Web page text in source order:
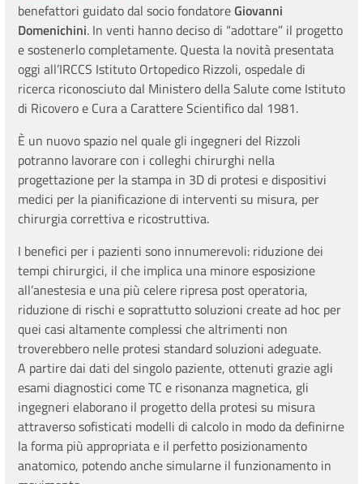
benefattori guidato dal socio fondatoreGiovanni
Domenichini. In venti hanno deciso di “adottare” il progetto
e sostenerlo completamente. Questa la novità presentata
oggi all’IRCCS Istituto Ortopedico Rizzoli, ospedale di
ricerca riconosciuto dal Ministero della Salute come Istituto
di Ricovero e Cura a Carattere Scientifico dal 1981.
È un nuovo spazio nel quale gli ingegneri del Rizzoli
potranno lavorare con i colleghi chirurghi nella
progettazione per la stampa in 3D di protesi e dispositivi
medici per la pianificazione di interventi su misura, per
chirurgia correttiva e ricostruttiva.
I benefici per i pazienti sono innumerevoli: riduzione dei
tempi chirurgici, il che implica una minore esposizione
all’anestesia e una più celere ripresa post operatoria,
riduzione di rischi e soprattutto soluzioni create ad hoc per
quei casi altamente complessi che altrimenti non
troverebbero nelle protesi standard soluzioni adeguate.
A partire dai dati del singolo paziente, ottenuti grazie agli
esami diagnostici come TC e risonanza magnetica, gli
ingegneri elaborano il progetto della protesi su misura
attraverso sofisticati modelli di calcolo in modo da definirne
la forma più appropriata e il perfetto posizionamento
anatomico, potendo anche simularne il funzionamento in